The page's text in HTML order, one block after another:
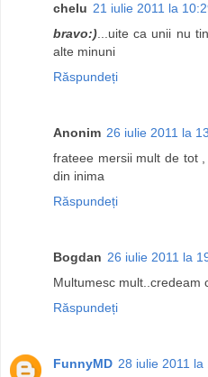
chelu 21 iulie 2011 la
bravo:)...uite ca unii nu
alte minuni
Răspundeți
Anonim 26 iulie 2011 la
frateee mersii mult de tot
din inima
Răspundeți
Bogdan 26 iulie 2011 la
Multumesc mult..credeam
Răspundeți
FunnyMD 28 iulie 2011 la